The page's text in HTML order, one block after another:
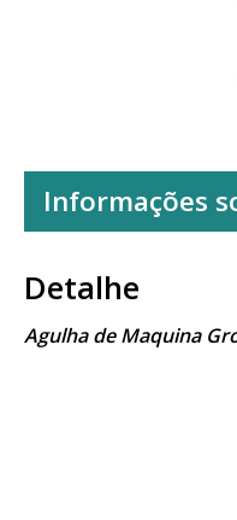
Informações
Detalhe
Agulha de Maquina